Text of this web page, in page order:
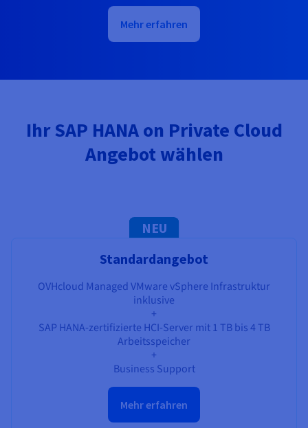
Mehr erfahren
Ihr SAP HANA on Private Cloud
Angebot wählen
NEU
Standardangebot
OVHcloud Managed VMware vSphere Infrastruktur
inklusive
+
SAP HANA-zertifizierte HCI-Server mit 1 TB bis 4 TB
Arbeitsspeicher
+
Business Support
Mehr erfahren